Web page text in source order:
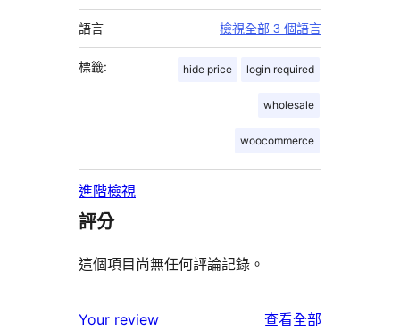
語言 檢視全部 3 個語言
標籤: hide price login required
wholesale
woocommerce
進階檢視
評分
這個項目尚無任何評論記錄。
Your review 查看全部